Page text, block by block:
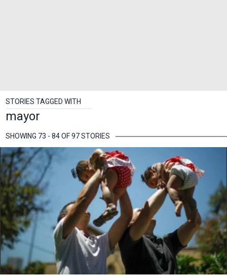
STORIES TAGGED WITH
mayor
SHOWING 73 - 84 OF 97 STORIES